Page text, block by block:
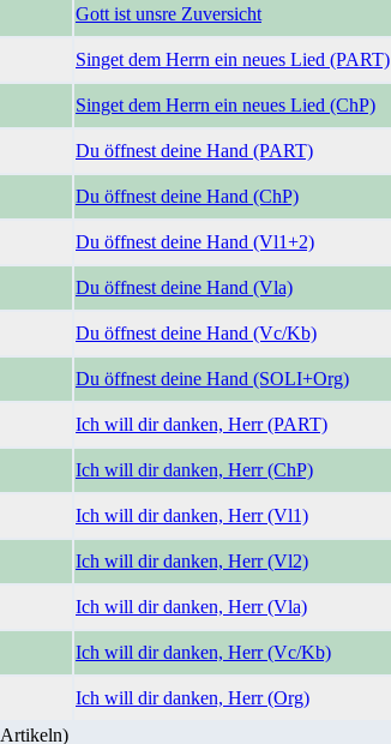
Gott ist unsre Zuversicht
Singet dem Herrn ein neues Lied (PART)
Singet dem Herrn ein neues Lied (ChP)
Du öffnest deine Hand (PART)
Du öffnest deine Hand (ChP)
Du öffnest deine Hand (Vl1+2)
Du öffnest deine Hand (Vla)
Du öffnest deine Hand (Vc/Kb)
Du öffnest deine Hand (SOLI+Org)
Ich will dir danken, Herr (PART)
Ich will dir danken, Herr (ChP)
Ich will dir danken, Herr (Vl1)
Ich will dir danken, Herr (Vl2)
Ich will dir danken, Herr (Vla)
Ich will dir danken, Herr (Vc/Kb)
Ich will dir danken, Herr (Org)
Artikeln)